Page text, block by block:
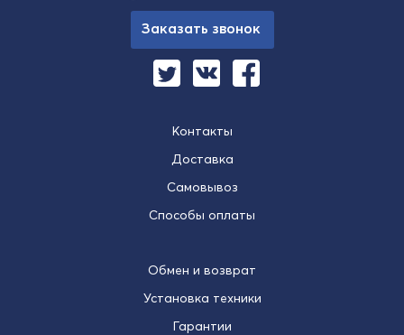
Контакты
Доставка
Самовывоз
Способы оплаты
Обмен и возврат
Установка техники
Гарантии
Заказать звонок